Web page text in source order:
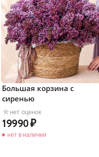
нет оценок
Большая корзина с
сиренью
19990
нет в наличии